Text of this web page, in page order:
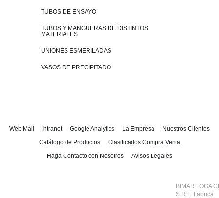
TUBOS DE ENSAYO
TUBOS Y MANGUERAS DE DISTINTOS
MATERIALES
UNIONES ESMERILADAS
VASOS DE PRECIPITADO
Web Mail Intranet Google Analytics La Empresa
Nuestros Clientes
Catálogo de Productos
Clasificados Compra Venta
Haga Contacto con Nosotros
Avisos Legales
BIMAR LOGA
S.R.L. Fabrica: